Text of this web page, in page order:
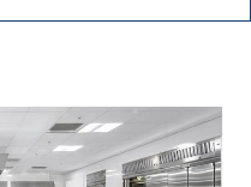
crear flujos de trabajo